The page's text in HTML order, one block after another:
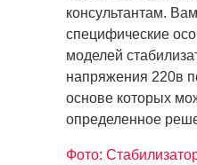
консультантам.
специфические
моделей
напряжения 220в
основе которых
определенное
Фото: